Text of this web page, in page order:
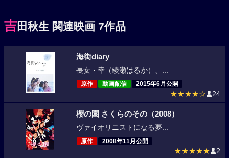
吉田秋生 関連映画 7作品
海街diary
長女・幸（綾瀬はるか）、...
原作 動画配信 2015年6月公開
★★★★☆ 24
櫻の園 さくらのその（2008）
ヴァイオリニストになる夢...
原作 2008年11月公開
★★★★★ 2